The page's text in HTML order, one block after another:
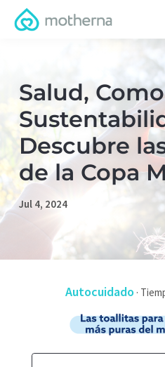
Salud,
Descubre
de la Copa
Jul 4, 2024
Autocuidado ·